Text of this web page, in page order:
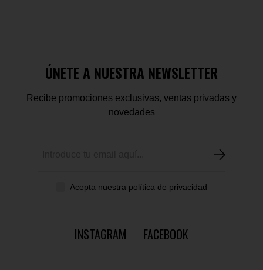
ÚNETE A NUESTRA NEWSLETTER
Recibe promociones exclusivas, ventas privadas y
novedades
Acepta nuestra política de privacidad
INSTAGRAM FACEBOOK